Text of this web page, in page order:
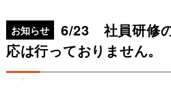
お知らせ
6/23 社員研修
応は行っておりません。
日:
ゴ
リ
ー
稿
ナ
ビ